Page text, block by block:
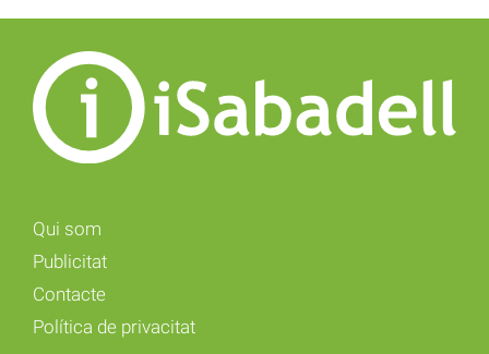
Qui som
Publicitat
Contacte
Política de privacitat